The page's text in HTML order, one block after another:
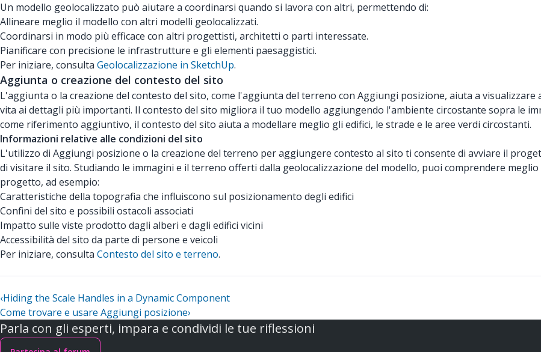
Un modello geolocalizzato può aiutare a coordinarsi quando si lavora con altri, permettendo di:
Allineare meglio il modello con altri modelli geolocalizzati.
Coordinarsi in modo più efficace con altri progettisti, architetti o parti interessate.
Pianificare con precisione le infrastrutture e gli elementi paesaggistici.
Per iniziare, consulta Geolocalizzazione in SketchUp.
Aggiunta o creazione del contesto del sito
L'aggiunta o la creazione del contesto del sito, come l'aggiunta del terreno con Aggiungi posizione, aiuta a
vita ai dettagli più importanti. Il contesto del sito migliora il tuo modello aggiungendo l'ambiente circostante sopra le
come riferimento aggiuntivo, il contesto del sito aiuta a modellare meglio gli edifici, le strade e le aree verdi circostanti.
Informazioni relative alle condizioni del sito
L'utilizzo di Aggiungi posizione o la creazione del terreno per aggiungere contesto al sito ti consente di avviare il
di visitare il sito. Studiando le immagini e il terreno offerti dalla geolocalizzazione del modello, puoi comprendere
progetto, ad esempio:
Caratteristiche della topografia che influiscono sul posizionamento degli edifici
Confini del sito e possibili ostacoli associati
Impatto sulle viste prodotto dagli alberi e dagli edifici vicini
Accessibilità del sito da parte di persone e veicoli
Per iniziare, consulta Contesto del sito e terreno.
‹Hiding the Scale Handles in a Dynamic Component
Come trovare e usare Aggiungi posizione›
Parla con gli esperti, impara e condividi le tue riflessioni